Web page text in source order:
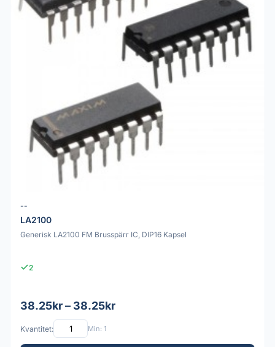
--
LA2100
Generisk LA2100 FM Brusspärr IC, DIP16 Kapsel
2
38.25kr – 38.25kr
Kvantitet: Min: 1